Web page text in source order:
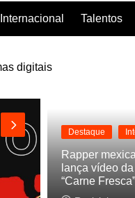
Internacional Talentos
digitais
Destaque
Rapper
lança vídeo
“Carne Fresca”